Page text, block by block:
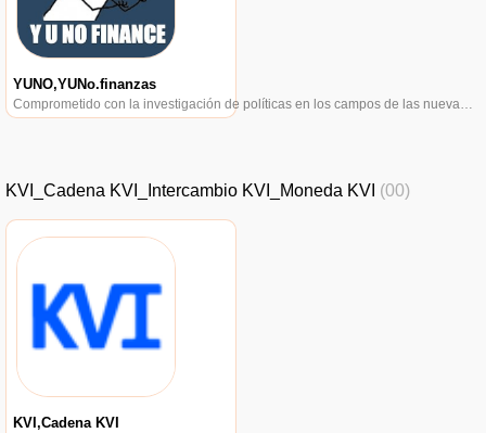
YUNO,YUNo.finanzas
Comprometido con la investigación de políticas en los campos de las nuevas finanzas, las finanzas internacionales y los mercados financieros.
KVI_Cadena KVI_Intercambio KVI_Moneda KVI (00)
KVI,Cadena KVI